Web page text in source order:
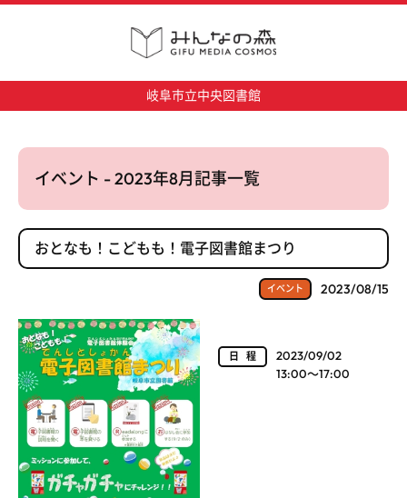
岐阜市立中央図書館
イベント - 2023年8月記事一覧
おとなも！こどもも！電子図書館まつり
イベント 2023/08/15
日程
2023/09/02
13:00～17:00